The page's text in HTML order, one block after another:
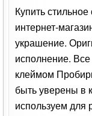
Купить
интернет-
украшение.
исполнение.
клеймом
быть уверены в
используем для